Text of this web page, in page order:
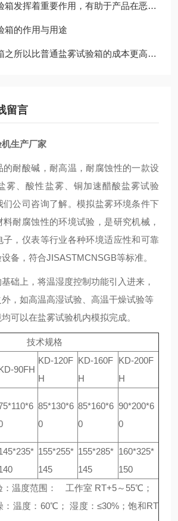
重要作用，有助于产品在恶劣环境中的耐久性和可靠性
箱的作用与用途
比普通盐雾试验箱的成本更高，主要有几个方面
留言
生产厂家
的耐酸碱，耐高温，耐腐蚀性的一款设
雾、酸性盐雾、铜加速醋酸盐雾试验
们公司咨询了解。模拟盐雾环境条件下
耐腐蚀性的环境试验，是研究机械，
子，仪表等行业各种环境适应性和可靠
备，符合JISASTMCNSGB等标准。
础上，将温湿度控制功能引入进来，
，如高温高湿试验、高温干燥试验等
可以在盐雾试验机内模拟完成。
技术规格
90FH
KD-120F
H
KD-160F
H
KD-200F
H
85*130*6
0
85*160*6
0
90*200*6
0
155*255*
145
155*285*
145
160*325*
150
：温度范围： 工作室 RT+5～55℃；
：温度：60℃； 湿度：≤30%；饱和RT